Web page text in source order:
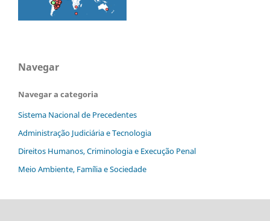
Navegar
Navegar a categoria
Sistema Nacional de Precedentes
Administração Judiciária e Tecnologia
Direitos Humanos, Criminologia e Execução Penal
Meio Ambiente, Família e Sociedade